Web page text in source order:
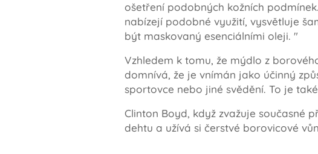
ošetření podobných kožních
nabízejí podobné využití, vysvětluje
být maskovaný esenciálními oleji. "
Vzhledem k tomu, že mýdlo z
domnívá, že je vnímán jako účinný
sportovce nebo jiné svědění. To je
Clinton Boyd, když zvažuje současné
dehtu a užívá si čerstvé borovicové